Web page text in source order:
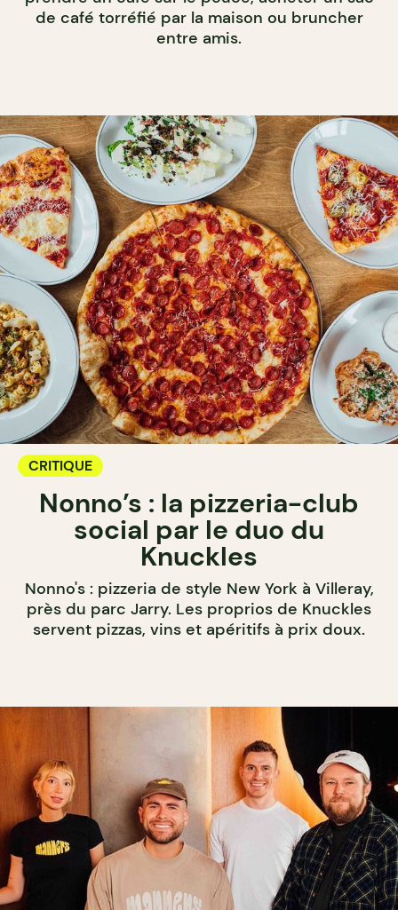
de café torréfié par la maison ou bruncher
entre amis.
CRITIQUE
Nonno’s : la pizzeria-club
social par le duo du
Knuckles
Nonno's : pizzeria de style New York à Villeray,
près du parc Jarry. Les proprios de Knuckles
servent pizzas, vins et apéritifs à prix doux.